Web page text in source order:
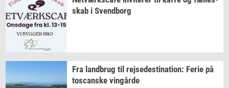
skab i Svend­borg
Fra land­brug til rej­se­desti­na­tion: Ferie på
toscan­ske vin­går­de